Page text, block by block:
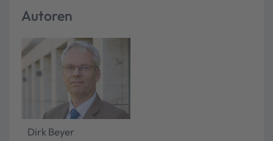
Autoren
Dirk Beyer